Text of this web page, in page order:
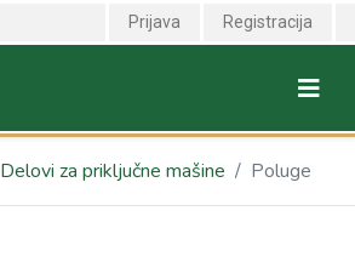
Prijava Registracija
Delovi za priključne mašine Poluge